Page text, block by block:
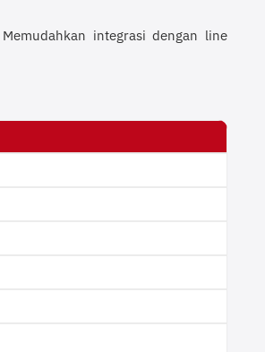
integrasi dengan line